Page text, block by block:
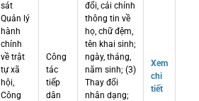
sát
Quản lý
hành
chính
về trật
tự xã
hội,
Công
Công
tác
tiếp
dân
đổi, cải chính
thông tin về
họ, chữ đệm,
tên khai sinh;
ngày, tháng,
năm sinh; (3)
Thay đổi
nhân dạng;
Xem
chi
tiết